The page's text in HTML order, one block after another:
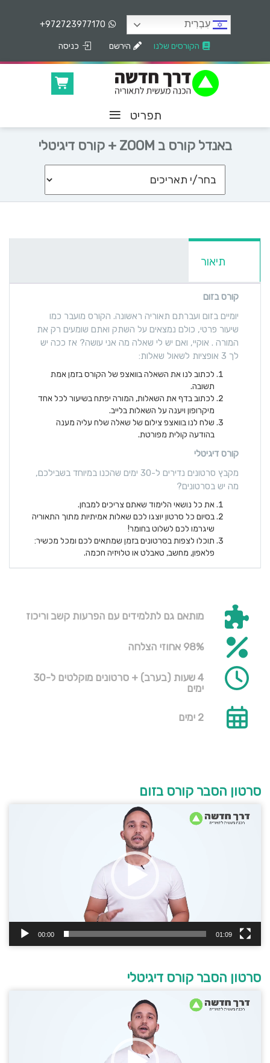
+972723977170 עִבְרִית
הקורסים שלנו הירשם כניסה
תפריט ≡
באנדל קורס ב ZOOM + קורס דיגיטלי
תיאור
קורס בזום
יומיים בזום ועברתם תאוריה ראשונה. הקורס מועבר כמו
שיעור פרטי, כולם נמצאים על השתק ואתם שומעים רק את
המורה . אוקיי, ואם יש לי שאלה מה אני עושה? אז ככה יש
לך 3 אופציות לשאול שאלות:
לכתוב לנו את השאלה בוואצפ של הקורס בזמן אמת
תשובה.
לכתוב בדף את השאלות, המורה יפתח בשיעור לכל אחד
מיקרופון ויענה על השאלות בלייב.
שלח לנו בוואצפ צילום של שאלה שלח עליה מענה
בהודעה קולית מפורטת.
קורס דיגיטלי
מקבץ סרטונים נדירים ל-30 ימים שהכנו במיוחד בשבילכם,
מה יש בסרטונים?
את כל נושאי הלימוד שאתם צריכים למבחן.
בסיום כל סרטון יוצגו לכם שאלות אמיתיות מתוך התאוריה
שיגרמו לכם לשלוט בחומר!
תוכלו לצפות בסרטונים בזמן שמתאים לכם ומכל מכשיר:
פלאפון, מחשב, טאבלט או טלויזיה חכמה.
מותאם גם לתלמידים עם הפרעות קשב וריכוז
98% אחוזי הצלחה
4 שעות (בערב) + סרטונים מוקלטים ל-30
ימים
2 ימים
סרטון הסבר קורס בזום
וידאו
00:00 01:09
סרטון הסבר קורס דיגיטלי
וידאו